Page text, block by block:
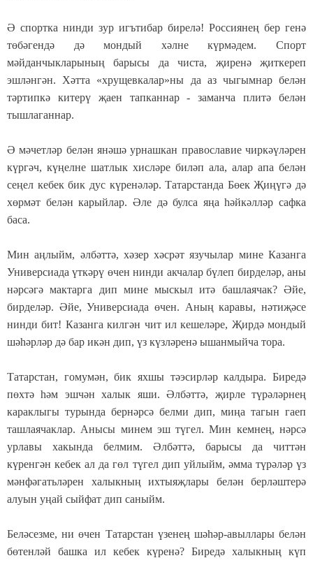
Ә спортка нинди зур игътибар бирелә! Россиянең бер генә
төбәгендә дә мондый хәлне күрмәдем. Спорт
мәйданчыкларының барысы да чиста, җиренә җиткереп
эшләнгән. Хәтта «хрущевкалар»ны да аз чыгымнар белән
тәртипкә китерү җаен тапканнар - заманча плитә белән
тышлаганнар.
Ә мәчетләр белән янәшә урнашкан православие чиркәүләрен
күргәч, күңелне шатлык хисләре биләп ала, алар апа белән
сеңел кебек бик дус күренәләр. Татарстанда Бөек Җиңүгә дә
хөрмәт белән карыйлар. Әле дә булса яңа һәйкәлләр сафка
баса.
Мин аңлыйм, әлбәттә, хәзер хәсрәт язучылар мине Казанга
Универсиада үткәрү өчен нинди акчалар бүлеп бирделәр, аны
нәрсәгә мактарга дип мине мыскыл итә башлаячак? Әйе,
бирделәр. Әйе, Универсиада өчен. Аның каравы, нәтиҗәсе
нинди бит! Казанга килгән чит ил кешеләре, Җирдә мондый
шәһәрләр дә бар икән дип, үз күзләренә ышанмыйча тора.
Татарстан, гомумән, бик яхшы тәэсирләр калдыра. Биредә
пөхтә һәм эшчән халык яши. Әлбәттә, җирле түрәләрнең
караклыгы турында бернәрсә белми дип, миңа тагын гаеп
ташлаячаклар. Анысы минем эш түгел. Мин кемнең, нәрсә
урлавы хакында белмим. Әлбәттә, барысы да читтән
күренгән кебек ал да гөл түгел дип уйлыйм, әмма түрәләр үз
мәнфәгатьләрен халыкның ихтыяҗлары белән берләштерә
алуын уңай сыйфат дип саныйм.
Беләсезме, ни өчен Татарстан үзенең шәһәр-авыллары белән
бөтенләй башка ил кебек күренә? Биредә халыкның күп